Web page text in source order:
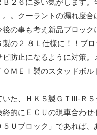
２６に多い気がします
。クーラントの漏れ度
の事も考え新品ブロック
の２.８Ｌ仕様に！！ブ
防止になるように対策
ＭＥＩ製のスタッドボ
た、ＨＫＳ製ＧＴⅢ-Ｒ
的にＥＣＵの現車合わせ
Ｕブロック」であれば